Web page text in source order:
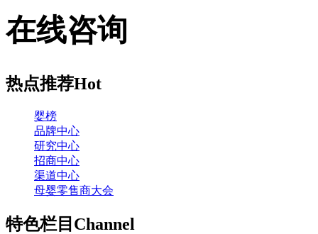
在线咨询
热点推荐Hot
婴榜
品牌中心
研究中心
招商中心
渠道中心
母婴零售商大会
特色栏目 Channel